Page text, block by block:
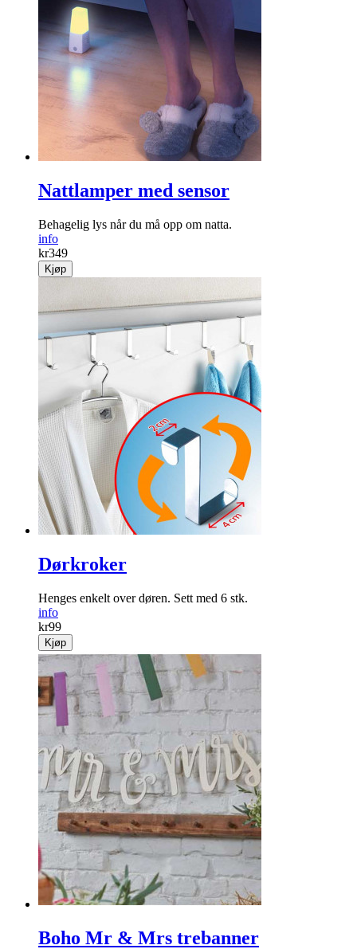
Nattlamper med sensor
Behagelig lys når du må opp om natta.
info
kr349
Kjøp
Dørkroker
Henges enkelt over døren. Sett med 6 stk.
info
kr99
Kjøp
Boho Mr & Mrs trebanner